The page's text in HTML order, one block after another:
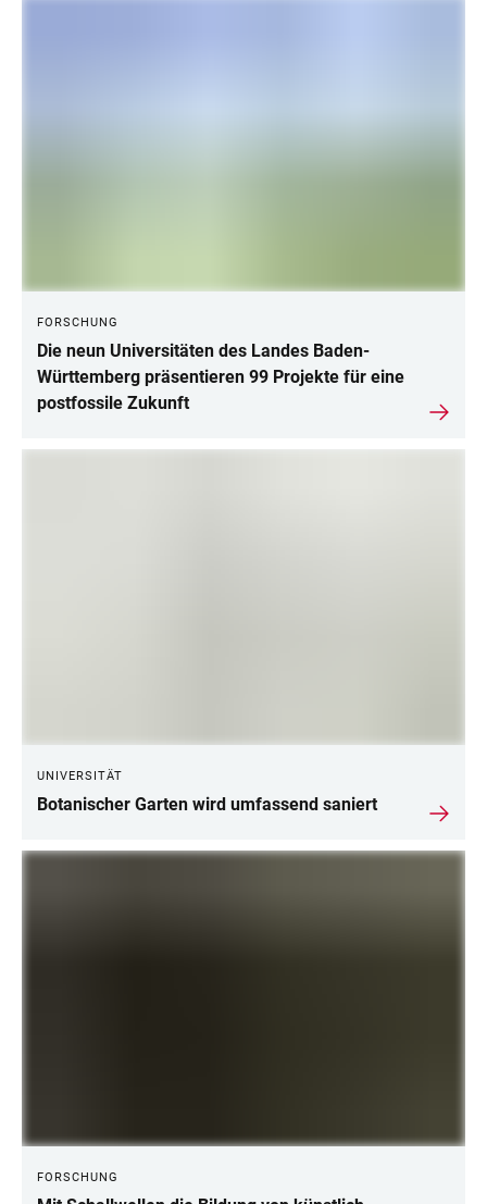
FORSCHUNG
Die neun Universitäten des Landes Baden-
Württemberg präsentieren 99 Projekte für eine
postfossile Zukunft
UNIVERSITÄT
Botanischer Garten wird umfassend saniert
FORSCHUNG